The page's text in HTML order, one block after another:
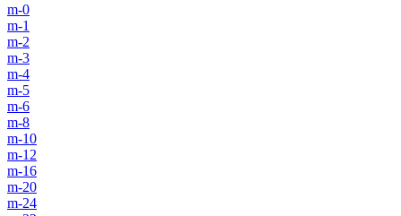
m-0
m-1
m-2
m-3
m-4
m-5
m-6
m-8
m-10
m-12
m-16
m-20
m-24